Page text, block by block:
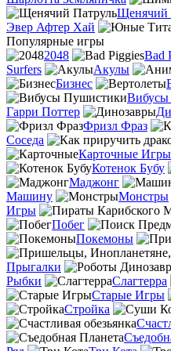
Щенячий
Эвер Афтер Хай
Популярные игры
2048
Bad
Surfers
Акулы
Бизнес
Гарри Поттер
Фризл Фраз
Соседа
Карточные Игры
Котенок Бубу
Маджонг
Машину
Монстры
Игры
Побег
Покемоны
Прыгалки
Рыбки
Слагтерра
Старые Игры
Стройка